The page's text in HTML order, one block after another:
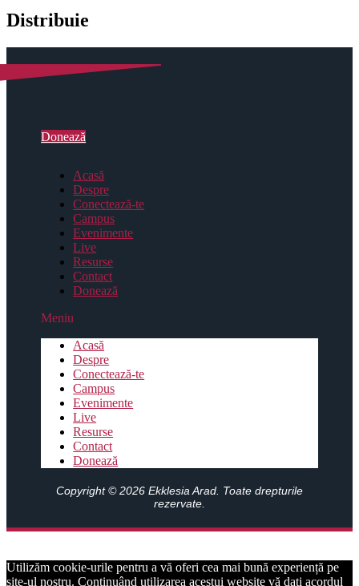
Distribuie
Donează
Acasă
Despre
Conectează-te
Campus
Evenimente
Live
Resurse
Contact
Donează
Meniu
Acasă
Despre
Conectează-te
Campus
Evenimente
Live
Resurse
Contact
Donează
Copyright © 2026 Ekklesia Arad. Toate drepturile
rezervate.
Utilizăm cookie-urile pentru a vă oferi cea mai bună experiență pe
site-ul nostru. Continuând utilizarea acestui website vă dați acordul